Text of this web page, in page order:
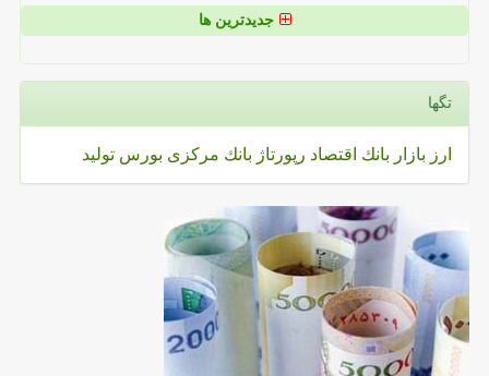
جدیدترین ها
تگها
ارز بازار بانك اقتصاد رپورتاژ بانك مركزی بورس تولید